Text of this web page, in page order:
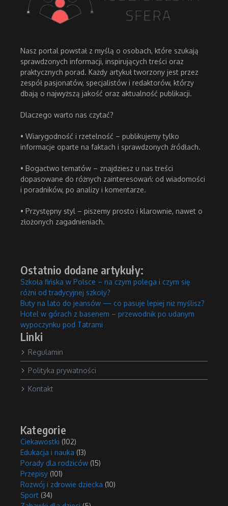
Nasz portal powstał z myślą o osobach, które szukają
sprawdzonych informacji, inspirujących treści oraz
praktycznych porad. Każdy artykuł tworzony jest przez
zespół pasjonatów, specjalistów i redaktorów, którzy
dbają o najwyższą jakość oraz aktualność publikacji.
Dlaczego warto nas czytać?
• Wiarygodność i rzetelność – publikujemy tylko
informacje oparte na faktach i sprawdzonych źródłach.
• Bogactwo tematów – znajdziesz u nas treści
dopasowane do różnych zainteresowań: od wiadomości
i poradników, po analizy i komentarze.
• Przystępny styl – piszemy prosto i klarownie, nawet o
złożonych zagadnieniach.
Ostatnio dodane artykuły:
Szkoła fińska w Polsce – na czym polega i czym się
różni od tradycyjnej szkoły?
Buty na lato do jeansów — co pasuje lepiej niż myślisz?
Hotel w górach z basenem – przewodnik po udanym
wypoczynku pod Tatrami
Linki
Regulamin
Polityka prywatności
Kontakt
Kategorie
Ciekawostki (102)
Edukacja i nauka (13)
Porady dla rodziców (15)
Przepisy (101)
Rozwój i zdrowie dziecka (10)
Sport (34)